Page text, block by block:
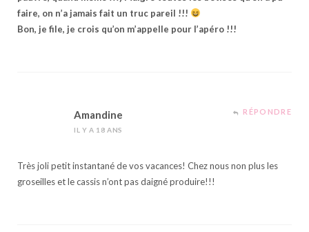
faire, on n’a jamais fait un truc pareil !!!
Bon, je file, je crois qu’on m’appelle pour l’apéro !!!
Amandine
IL Y A 18 ANS
RÉPONDRE
Très joli petit instantané de vos vacances! Chez nous non plus les
groseilles et le cassis n’ont pas daigné produire!!!